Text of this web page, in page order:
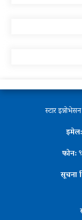
स्टार
इमेल:
फोन:
सूचना